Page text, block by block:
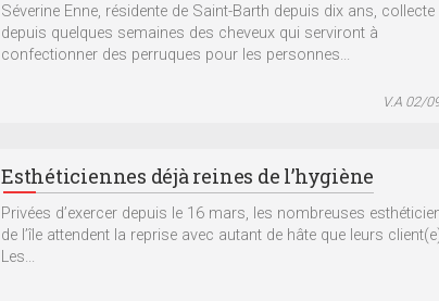
Séverine Enne, résidente de Saint-Barth depuis dix ans, collecte
depuis quelques semaines des cheveux qui serviront à
confectionner des perruques pour les personnes...
V.A 02/
Esthéticiennes déjà reines de l’hygiène
Privées d’exercer depuis le 16 mars, les nombreuses
de l’île attendent la reprise avec autant de hâte que leurs
Les...